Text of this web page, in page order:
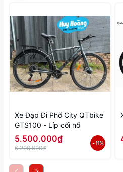
Xe Đạp Đi Phố City QTbike
GTS100 - Líp cối nổ
5.500.000₫
6.200.000₫
- 11%